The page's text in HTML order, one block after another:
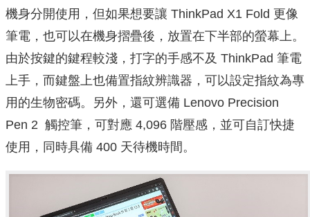
機身分開使用，但如果想要讓 ThinkPad X1 Fold 更像
筆電，也可以在機身摺疊後，放置在下半部的螢幕上。
由於按鍵的鍵程較淺，打字的手感不及 ThinkPad 筆電
上手，而鍵盤上也備置指紋辨識器，可以設定指紋為專
用的生物密碼。另外，還可選備 Lenovo Precision
Pen 2 觸控筆，可對應 4,096 階壓感，並可自訂快捷
使用，同時具備 400 天待機時間。